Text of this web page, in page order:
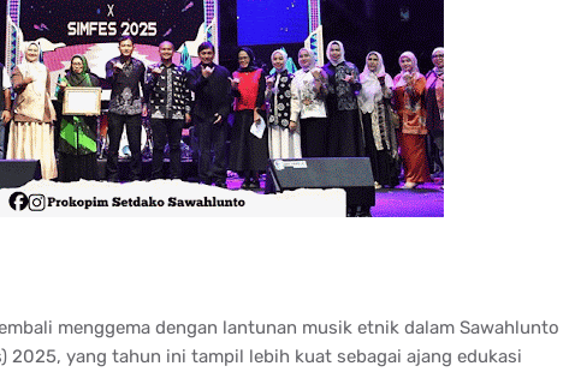
menggema dengan lantunan musik etnik dalam Sawahlunto
2025, yang tahun ini tampil lebih kuat sebagai ajang edukasi